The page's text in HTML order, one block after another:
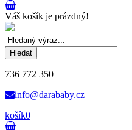
Váš košík je prázdný!
Hledat
736 772 350
info@darababy.cz
košík0